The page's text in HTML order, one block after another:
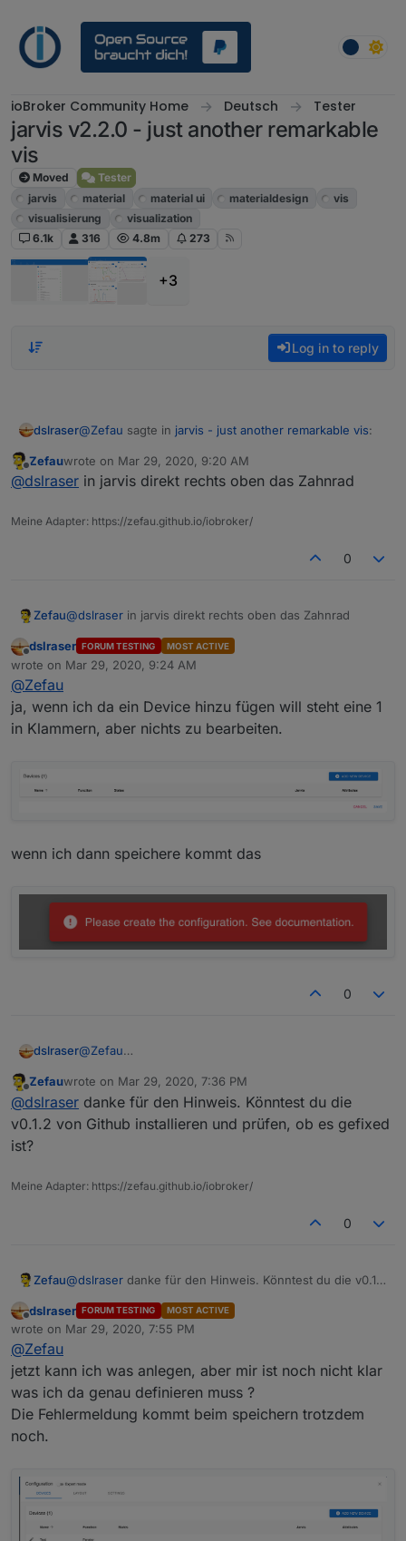
ioBroker Community Home Deutsch Tester
jarvis v2.2.0 - just another remarkable
vis
Moved
Tester
jarvis
material material ui materialdesign
vis
visualisierung
visualization
6.1k
316 4.8m 273
+3
Log in to reply
dslraser@Zefau sagte in jarvis - just another remarkable vis:
@dslrasernein, funktioniert jetzt über die
Offline
Zefauwrote on Mar 29, 2020, 9:20 AM
last edited by
@dslraser in jarvis direkt rechts oben das Zahnrad
Meine Adapter: https://zefau.github.io/iobroker/
0
Zefau@dslraser in jarvis direkt rechts oben das Zahnrad
Offline
dslraser FORUM TESTING MOST ACTIVE
wrote on Mar 29, 2020, 9:24 AM
last edited by
@Zefau
ja, wenn ich da ein Device hinzu fügen will steht eine 1
in Klammern, aber nichts zu bearbeiten.
wenn ich dann speichere kommt das
0
dslraser@Zefau
1 in Klammern, aber nichts zu bearbeiten.
Offline
Zefauwrote on Mar 29, 2020, 7:36 PM
last edited by
@dslraser danke für den Hinweis. Könntest du die
v0.1.2 von Github installieren und prüfen, ob es gefixed
ist?
Meine Adapter: https://zefau.github.io/iobroker/
0
Zefau@dslraser danke für den Hinweis. Könntest du die v0.1.2
Offline
dslraser FORUM TESTING MOST ACTIVE
wrote on Mar 29, 2020, 7:55 PM
last edited by
@Zefau
jetzt kann ich was anlegen, aber mir ist noch nicht klar
was ich da genau definieren muss ?
Die Fehlermeldung kommt beim speichern trotzdem
noch.